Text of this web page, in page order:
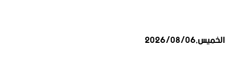
الخميس,2026/08/06